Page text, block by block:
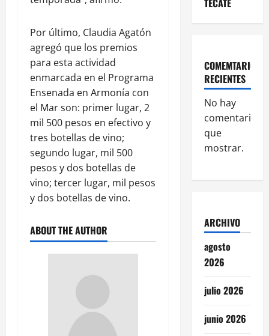
Por último, Claudia Agatón
agregó que los premios
para esta actividad
enmarcada en el Programa
Ensenada en Armonía con
el Mar son: primer lugar, 2
mil 500 pesos en efectivo y
tres botellas de vino;
segundo lugar, mil 500
pesos y dos botellas de
vino; tercer lugar, mil pesos
y dos botellas de vino.
ABOUT THE AUTHOR
TECATE
COMEMTARIOS
RECIENTES
No hay
comentarios
que
mostrar.
ARCHIVO
agosto
2026
julio 2026
junio 2026